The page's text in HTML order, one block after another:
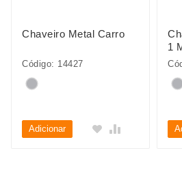
Chaveiro Metal Carro
Código: 14427
Adicionar
1